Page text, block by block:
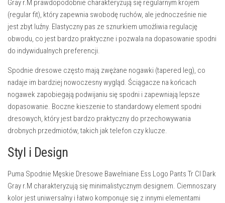
Gray r.M prawdopodobnie charakteryzują się regularnym krojem
(regular fit), który zapewnia swobodę ruchów, ale jednocześnie nie
jest zbyt luźny. Elastyczny pas ze sznurkiem umożliwia regulację
obwodu, co jest bardzo praktyczne i pozwala na dopasowanie spodni
do indywidualnych preferencji.
Spodnie dresowe często mają zwężane nogawki (tapered leg), co
nadaje im bardziej nowoczesny wygląd. Ściągacze na końcach
nogawek zapobiegają podwijaniu się spodni i zapewniają lepsze
dopasowanie. Boczne kieszenie to standardowy element spodni
dresowych, który jest bardzo praktyczny do przechowywania
drobnych przedmiotów, takich jak telefon czy klucze.
Styl i Design
Puma Spodnie Męskie Dresowe Bawełniane Ess Logo Pants Tr CI Dark
Gray r.M charakteryzują się minimalistycznym designem. Ciemnoszary
kolor jest uniwersalny i łatwo komponuje się z innymi elementami